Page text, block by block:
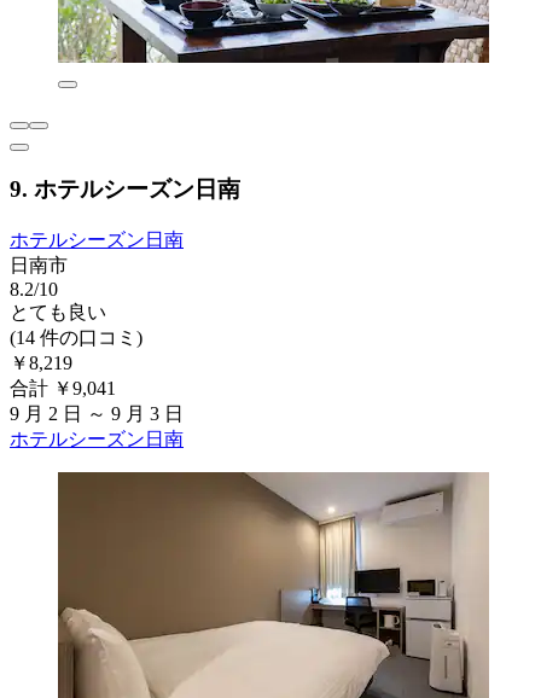
9. ホテルシーズン日南
ホテルシーズン日南
日南市
8.2/10
とても良い
(14 件の口コミ)
￥8,219
合計 ￥9,041
9 月 2 日 ～ 9 月 3 日
ホテルシーズン日南